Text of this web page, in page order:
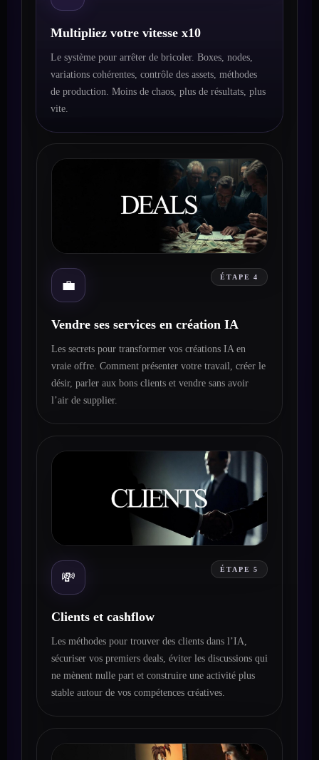
Multipliez votre vitesse x10
Le système pour arrêter de bricoler. Boxes, nodes,
variations cohérentes, contrôle des assets, méthodes
de production. Moins de chaos, plus de résultats, plus
vite.
💼
ÉTAPE 4
Vendre ses services en création IA
Les secrets pour transformer vos créations IA en
vraie offre. Comment présenter votre travail, créer le
désir, parler aux bons clients et vendre sans avoir
l’air de supplier.
💸
ÉTAPE 5
Clients et cashflow
Les méthodes pour trouver des clients dans l’IA,
sécuriser vos premiers deals, éviter les discussions qui
ne mènent nulle part et construire une activité plus
stable autour de vos compétences créatives.